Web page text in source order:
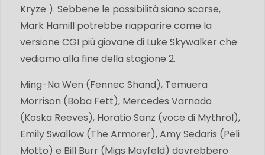
Kryze ). Sebbene le possibilità siano scarse,
Mark Hamill potrebbe riapparire come la
versione CGI più giovane di Luke Skywalker che
vediamo alla fine della stagione 2.
Ming-Na Wen (Fennec Shand), Temuera
Morrison (Boba Fett), Mercedes Varnado
(Koska Reeves), Horatio Sanz (voce di Mythrol),
Emily Swallow (The Armorer), Amy Sedaris (Peli
Motto) e Bill Burr (Migs Mayfeld) dovrebbero